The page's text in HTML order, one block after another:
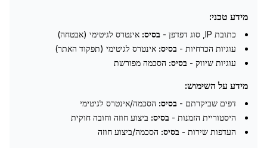
מידע טכני:
כתובת IP, סוג דפדפן - בסיס: אינטרס לגיטימי (אבטחה)
עוגיות הכרחיות - בסיס: אינטרס לגיטימי (תפקוד האתר)
עוגיות שיווק - בסיס: הסכמה מפורשת
מידע על השימוש:
דפים שביקרתם - בסיס: הסכמה/אינטרס לגיטימי
היסטוריית הזמנות - בסיס: ביצוע חוזה וחובה חוקית
העדפות שירות - בסיס: הסכמה/ביצוע חוזה